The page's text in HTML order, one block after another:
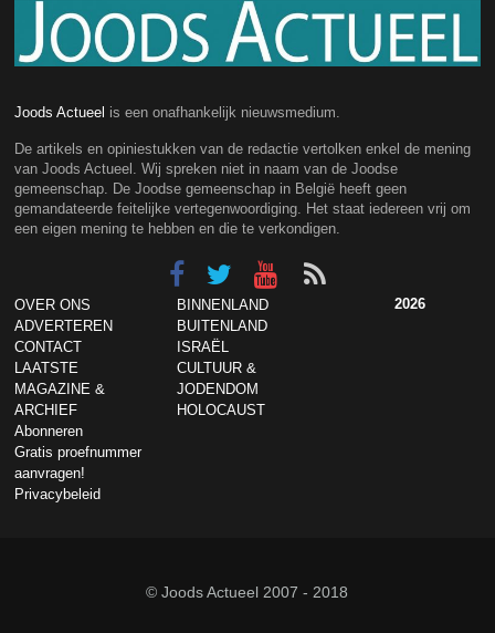
Joods Actueel is een onafhankelijk nieuwsmedium.
De artikels en opiniestukken van de redactie vertolken enkel de mening
van Joods Actueel. Wij spreken niet in naam van de Joodse
gemeenschap. De Joodse gemeenschap in België heeft geen
gemandateerde feitelijke vertegenwoordiging. Het staat iedereen vrij om
een eigen mening te hebben en die te verkondigen.
OVER ONS
ADVERTEREN
CONTACT
LAATSTE
MAGAZINE &
ARCHIEF
Abonneren
Gratis proefnummer
aanvragen!
Privacybeleid
BINNENLAND
BUITENLAND
ISRAËL
CULTUUR &
JODENDOM
HOLOCAUST
2026
© Joods Actueel 2007 - 2018